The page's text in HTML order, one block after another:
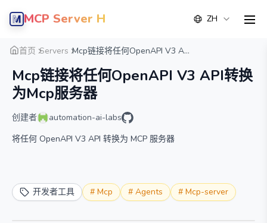
MCP Server Hub ZH
首页 Servers Mcp链接将任何OpenAPI V3 A...
Mcp链接将任何OpenAPI V3 API转换
为Mcp服务器
创建者
automation-ai-labs
将任何 OpenAPI V3 API 转换为 MCP 服务器
开发者工具 # Mcp # Agents # Mcp-server
概览 详情 替代方案